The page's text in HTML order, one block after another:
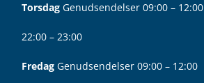
Torsdag Genudsendelser 09:00 – 12:00
22:00 – 23:00
Fredag Genudsendelser 09:00 – 12:00